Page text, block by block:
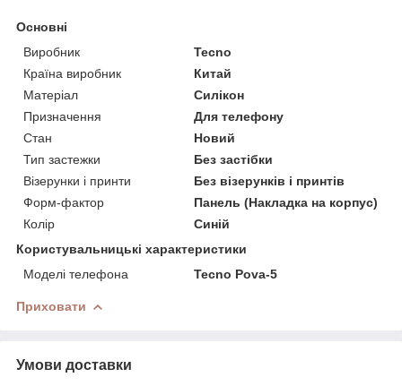
Основні
Виробник
Tecno
Країна виробник
Китай
Матеріал
Силікон
Призначення
Для телефону
Стан
Новий
Тип застежки
Без застібки
Візерунки і принти
Без візерунків і принтів
Форм-фактор
Панель (Накладка на корпус)
Колір
Синій
Користувальницькі характеристики
Моделі телефона
Tecno Pova-5
Приховати
Умови доставки